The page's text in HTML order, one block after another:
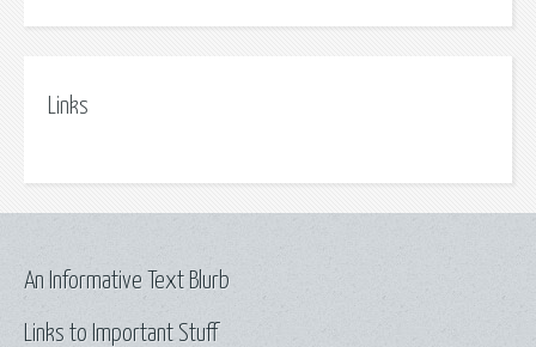
Links
Links to Important Stuff
An Informative Text Blurb